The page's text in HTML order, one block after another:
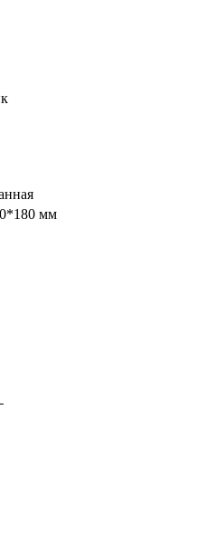
мм